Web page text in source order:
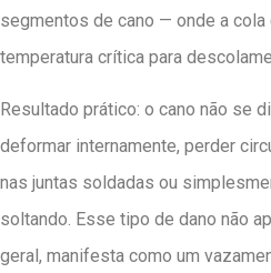
segmentos de cano — onde a
temperatura crítica para
Resultado prático: o cano não se
deformar internamente, perder
nas juntas soldadas ou
soltando. Esse tipo de dano não
geral, manifesta como um